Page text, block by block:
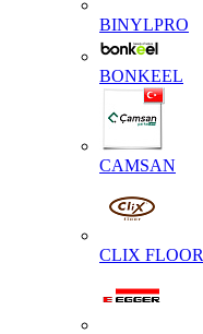
BINYLPRO
BONKEEL
CAMSAN
CLIX FLOOR